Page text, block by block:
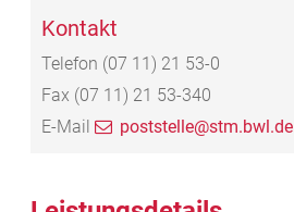
Kontakt
Telefon (07 11) 21 53-0
Fax (07 11) 21 53-340
E-Mail
poststelle@stm.bwl.de